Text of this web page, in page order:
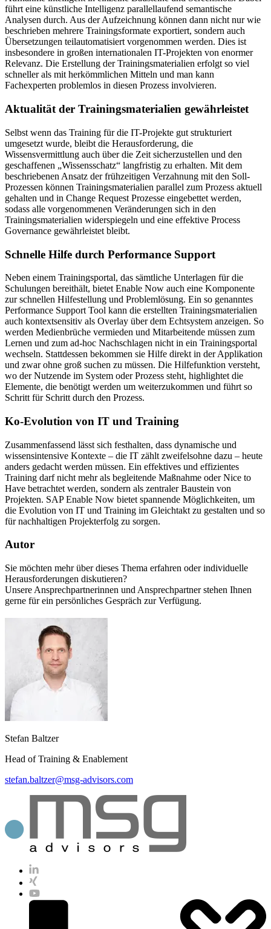
führt eine künstliche Intelligenz parallellaufend semantische
Analysen durch. Aus der Aufzeichnung können dann nicht nur wie
beschrieben mehrere Trainingsformate exportiert, sondern auch
Übersetzungen teilautomatisiert vorgenommen werden. Dies ist
insbesondere in großen internationalen IT-Projekten von enormer
Relevanz. Die Erstellung der Trainingsmaterialien erfolgt so viel
schneller als mit herkömmlichen Mitteln und man kann
Fachexperten problemlos in diesen Prozess involvieren.
Aktualität der Trainingsmaterialien gewährleistet
Selbst wenn das Training für die IT-Projekte gut strukturiert
umgesetzt wurde, bleibt die Herausforderung, die
Wissensvermittlung auch über die Zeit sicherzustellen und den
geschaffenen „Wissensschatz“ langfristig zu erhalten. Mit dem
beschriebenen Ansatz der frühzeitigen Verzahnung mit den Soll-
Prozessen können Trainingsmaterialien parallel zum Prozess aktuell
gehalten und in Change Request Prozesse eingebettet werden,
sodass alle vorgenommenen Veränderungen sich in den
Trainingsmaterialien widerspiegeln und eine effektive Process
Governance gewährleistet bleibt.
Schnelle Hilfe durch Performance Support
Neben einem Trainingsportal, das sämtliche Unterlagen für die
Schulungen bereithält, bietet Enable Now auch eine Komponente
zur schnellen Hilfestellung und Problemlösung. Ein so genanntes
Performance Support Tool kann die erstellten Trainingsmaterialien
auch kontextsensitiv als Overlay über dem Echtsystem anzeigen. So
werden Medienbrüche vermieden und Mitarbeitende müssen zum
Lernen und zum ad-hoc Nachschlagen nicht in ein Trainingsportal
wechseln. Stattdessen bekommen sie Hilfe direkt in der Applikation
und zwar ohne groß suchen zu müssen. Die Hilfefunktion versteht,
wo der Nutzende im System oder Prozess steht, highlightet die
Elemente, die benötigt werden um weiterzukommen und führt so
Schritt für Schritt durch den Prozess.
Ko-Evolution von IT und Training
Zusammenfassend lässt sich festhalten, dass dynamische und
wissensintensive Kontexte – die IT zählt zweifelsohne dazu – heute
anders gedacht werden müssen. Ein effektives und effizientes
Training darf nicht mehr als begleitende Maßnahme oder Nice to
Have betrachtet werden, sondern als zentraler Baustein von
Projekten. SAP Enable Now bietet spannende Möglichkeiten, um
die Evolution von IT und Training im Gleichtakt zu gestalten und so
für nachhaltigen Projekterfolg zu sorgen.
Autor
Sie möchten mehr über dieses Thema erfahren oder individuelle
Herausforderungen diskutieren?
Unsere Ansprechpartnerinnen und Ansprechpartner stehen Ihnen
gerne für ein persönliches Gespräch zur Verfügung.
Stefan Baltzer
Head of Training & Enablement
stefan.baltzer@msg-advisors.com